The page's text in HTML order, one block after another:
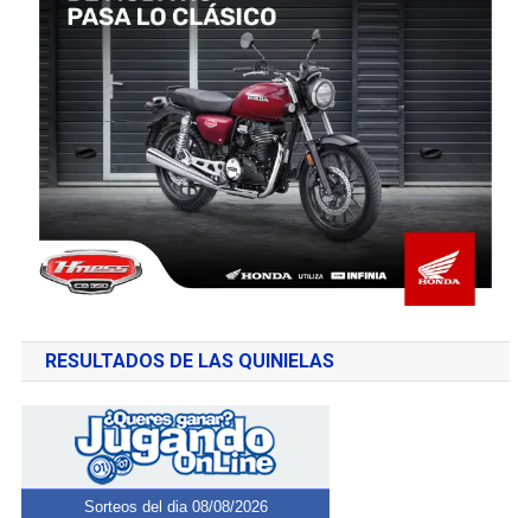
RESULTADOS DE LAS QUINIELAS